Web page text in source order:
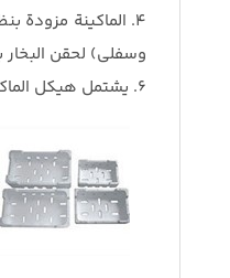
4. الماكينة مزودة
وسفلي) لحقن البخار
6. يشتمل هيكل الماكينة على قواعد طويلة لتركيب منصة للمشغل، مما يوفر سهولة الوصول للعمل مع الماكينة. وهذا يعزز السلامة والإنتاجية.